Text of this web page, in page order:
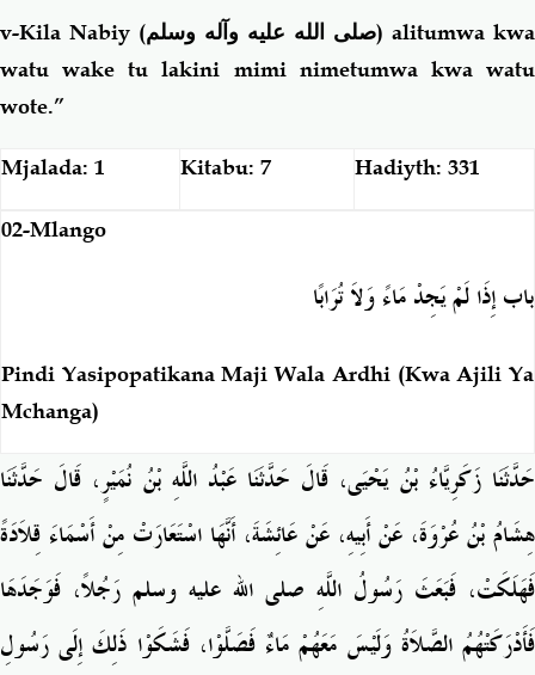
v-Kila Nabiy (صلى الله عليه وآله وسلم) alitumwa kwa
watu wake tu lakini mimi nimetumwa kwa watu
wote.”
Mjalada: 1 Kitabu: 7 Hadiyth: 331
02-Mlango
باب إِذَا لَمْ يَجِدْ مَاءً وَلاَ تُرَابًا
Pindi Yasipopatikana Maji Wala Ardhi (Kwa Ajili Ya
Mchanga)
حَدَّثَنَا زَكَرِيَّاءُ بْنُ يَحْيَى، قَالَ حَدَّثَنَا عَبْدُ اللَّهِ بْنُ نُمَيْرٍ، قَالَ حَدَّثَنَا
هِشَامُ بْنُ عُرْوَةَ، عَنْ أَبِيهِ، عَنْ عَائِشَةَ، أَنَّهَا اسْتَعَارَتْ مِنْ أَسْمَاءَ قِلاَدَةً
فَهَلَكَتْ، فَبَعَثَ رَسُولُ اللَّهِ صلى الله عليه وسلم رَجُلاً، فَوَجَدَهَا
فَأَدْرَكَتْهُمُ الصَّلاَةُ وَلَيْسَ مَعَهُمْ مَاءٌ فَصَلَّوْا، فَشَكَوْا ذَلِكَ إِلَى رَسُولِ